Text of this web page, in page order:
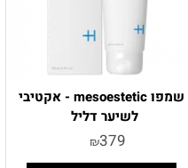
שמפו mesoestetic - אקטיבי
לשיער דליל
₪379